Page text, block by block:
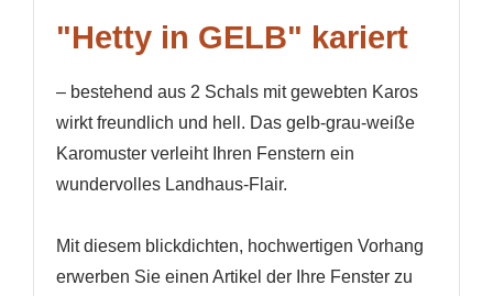
"Hetty in GELB" kariert
– bestehend aus 2 Schals mit gewebten Karos
wirkt freundlich und hell. Das gelb-grau-weiße
Karomuster verleiht Ihren Fenstern ein
wundervolles Landhaus-Flair.
Mit diesem blickdichten, hochwertigen Vorhang
erwerben Sie einen Artikel der Ihre Fenster zu